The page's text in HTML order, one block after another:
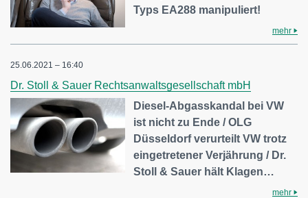
Typs EA288 manipuliert!
mehr
25.06.2021 – 16:40
Dr. Stoll & Sauer Rechtsanwaltsgesellschaft mbH
Diesel-Abgasskandal bei VW
ist nicht zu Ende / OLG
Düsseldorf verurteilt VW trotz
eingetretener Verjährung / Dr.
Stoll & Sauer hält Klagen…
mehr